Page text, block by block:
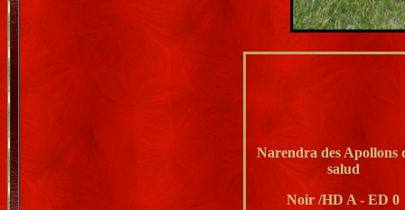
Narendra des Apollons
salud
Noir /HD A - ED 0